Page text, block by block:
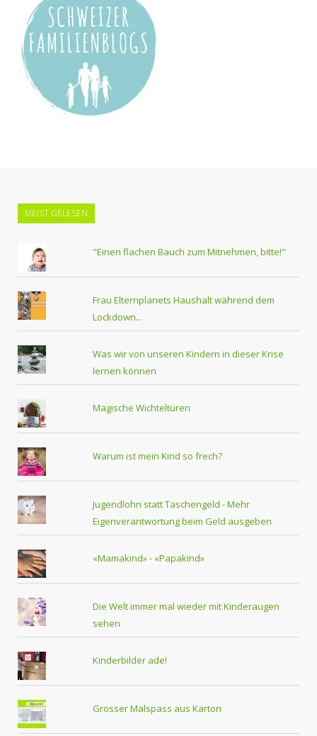
MEIST GELESEN
"Einen flachen Bauch zum Mitnehmen, bitte!"
Frau Elternplanets Haushalt während dem
Lockdown...
Was wir von unseren Kindern in dieser Krise
lernen können
Magische Wichteltüren
Warum ist mein Kind so frech?
Jugendlohn statt Taschengeld - Mehr
Eigenverantwortung beim Geld ausgeben
«Mamakind» - «Papakind»
Die Welt immer mal wieder mit Kinderaugen
sehen
Kinderbilder ade!
Grosser Malspass aus Karton